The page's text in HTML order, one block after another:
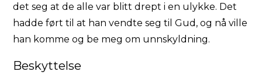
det seg at de alle var blitt drept i en ulykke. Det
hadde ført til at han vendte seg til Gud, og nå ville
han komme og be meg om unnskyldning.
Beskyttelse